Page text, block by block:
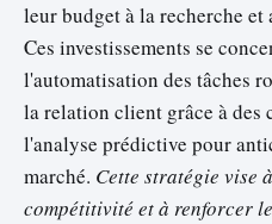
leur budget à la recherche
Ces investissements se
l'automatisation des tâches
la relation client grâce à des
l'analyse prédictive pour
marché. Cette stratégie vise
compétitivité et à renforcer